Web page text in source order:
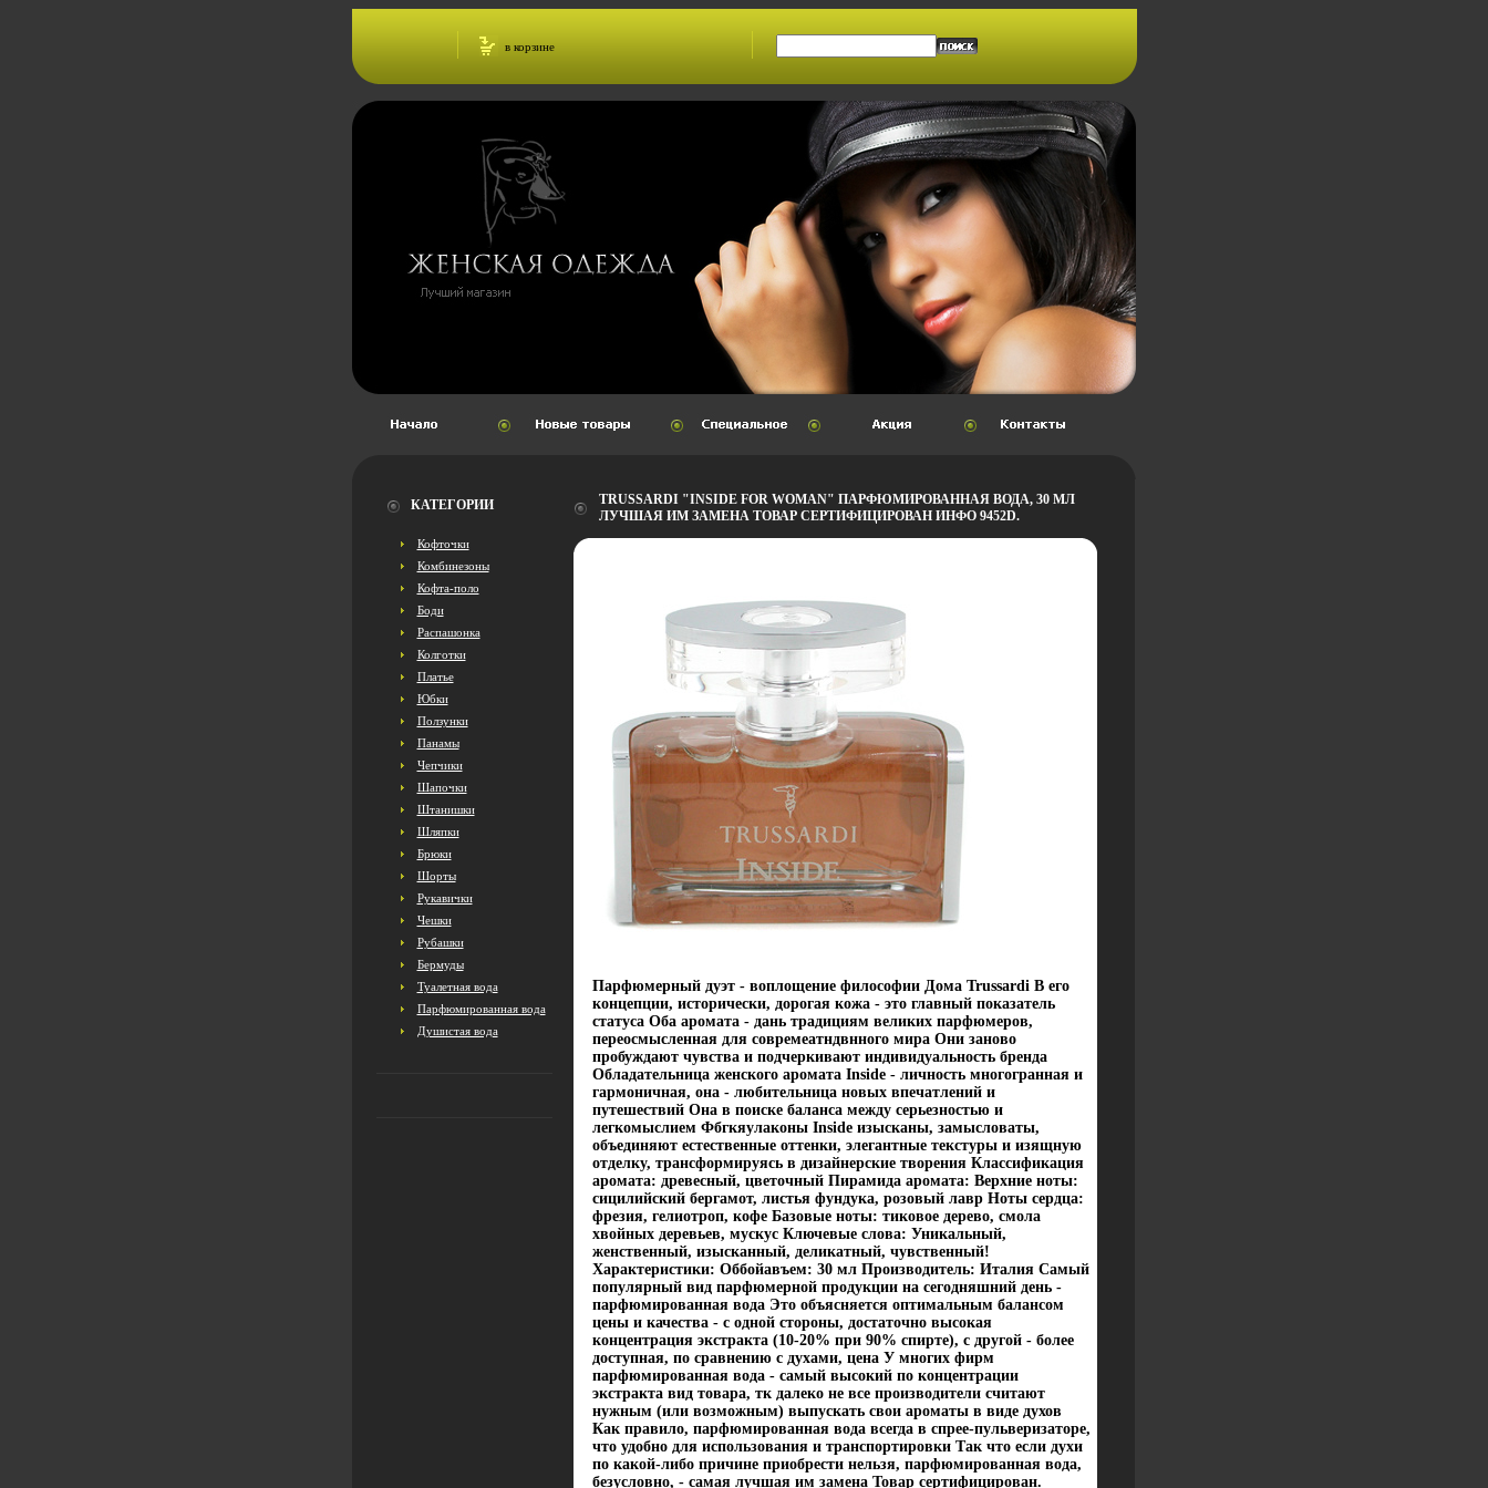
в корзине
КАТЕГОРИИ
Кофточки
Комбинезоны
Кофта-поло
Боди
Распашонка
Колготки
Платье
Юбки
Ползунки
Панамы
Чепчики
Шапочки
Штанишки
Шляпки
Брюки
Шорты
Рукавички
Чешки
Рубашки
Бермуды
Туалетная вода
Парфюмированная вода
Душистая вода
TRUSSARDI "INSIDE FOR WOMAN" ПАРФЮМИРОВАННАЯ ВОДА, 30 МЛ
ЛУЧШАЯ ИМ ЗАМЕНА ТОВАР СЕРТИФИЦИРОВАН ИНФО 9452D.
Парфюмерный дуэт - воплощение философии Дома Trussardi В его
концепции, исторически, дорогая кожа - это главный показатель
статуса Оба аромата - дань традициям великих парфюмеров,
переосмысленная для совремеатндвнного мира Они заново
пробуждают чувства и подчеркивают индивидуальность бренда
Обладательница женского аромата Inside - личность многогранная и
гармоничная, она - любительница новых впечатлений и
путешествий Она в поиске баланса между серьезностью и
легкомыслием Фбгкяулаконы Inside изысканы, замысловаты,
объединяют естественные оттенки, элегантные текстуры и изящную
отделку, трансформируясь в дизайнерские творения Классификация
аромата: древесный, цветочный Пирамида аромата: Верхние ноты:
сицилийский бергамот, листья фундука, розовый лавр Ноты сердца:
фрезия, гелиотроп, кофе Базовые ноты: тиковое дерево, смола
хвойных деревьев, мускус Ключевые слова: Уникальный,
женственный, изысканный, деликатный, чувственный!
Характеристики: Оббойавъем: 30 мл Производитель: Италия Самый
популярный вид парфюмерной продукции на сегодняшний день -
парфюмированная вода Это объясняется оптимальным балансом
цены и качества - с одной стороны, достаточно высокая
концентрация экстракта (10-20% при 90% спирте), с другой - более
доступная, по сравнению с духами, цена У многих фирм
парфюмированная вода - самый высокий по концентрации
экстракта вид товара, тк далеко не все производители считают
нужным (или возможным) выпускать свои ароматы в виде духов
Как правило, парфюмированная вода всегда в спрее-пульверизаторе,
что удобно для использования и транспортировки Так что если духи
по какой-либо причине приобрести нельзя, парфюмированная вода,
безусловно, - самая лучшая им замена Товар сертифицирован.